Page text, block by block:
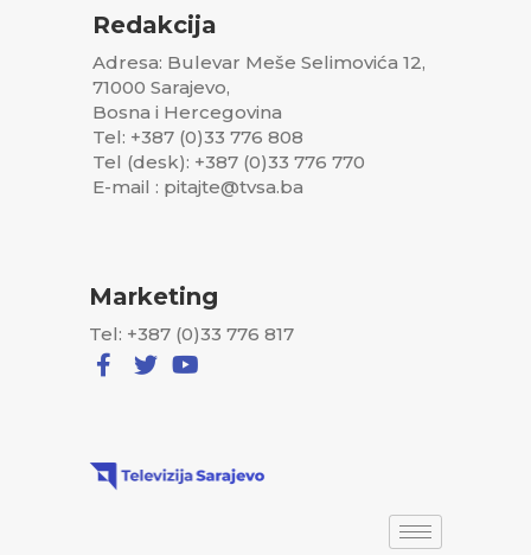
Redakcija
Adresa: Bulevar Meše Selimovića 12,
71000 Sarajevo,
Bosna i Hercegovina
Tel: +387 (0)33 776 808
Tel (desk): +387 (0)33 776 770
E-mail : pitajte@tvsa.ba
Marketing
Tel: +387 (0)33 776 817